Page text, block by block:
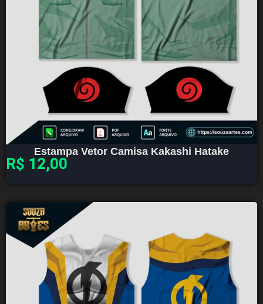
Estampa Vetor Camisa Kakashi Hatake
R$ 12,00